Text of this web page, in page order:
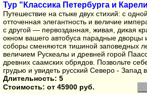
Тур "Классика Петербурга и
Путешествие на стыке двух стихий: с
отточенная элегантность и величие
с другой — первозданная, живая, дикая
окном вашего автобуса парадные дворцы
соборы сменяются тишиной заповедных
величием Рускеалы и древней горой
древних саамских обрядов. Позвольте
грудью и увидеть русский Северо - Запад
Длительность: 5
Стоимость: от 45900 руб.